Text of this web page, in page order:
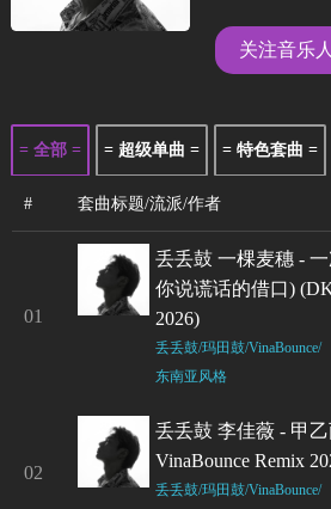
关注音乐人
= 全部 = = 超级单曲 = = 特色套曲 =
# 套曲标题/流派/作者
01
丢丢鼓 一棵麦穗 -
你说谎话的借口)
2026)
丢丢鼓/玛田鼓/VinaBounce/
东南亚风格
02
丢丢鼓 李佳薇 - 甲
VinaBounce Remix
丢丢鼓/玛田鼓/VinaBounce/